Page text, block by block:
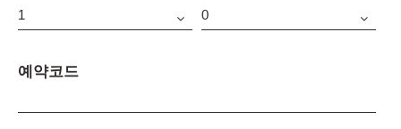
예약코드